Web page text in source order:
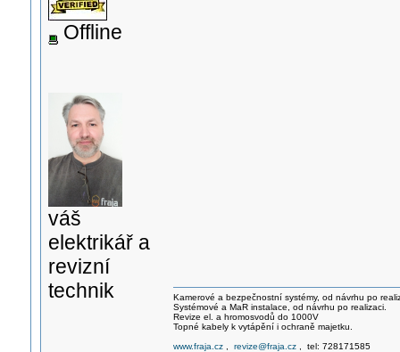
Offline
váš
elektrikář a
revizní
technik
Kamerové a bezpečnostní systémy, od návrhu po
Systémové a MaR instalace, od návrhu po realizaci.
Revize el. a hromosvodů do 1000V
Topné kabely k vytápění i ochraně majetku.
www.fraja.cz, revize@fraja.cz, tel: 728171585